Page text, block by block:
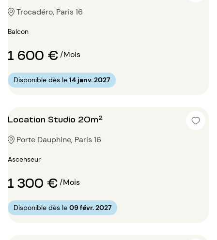
Trocadéro, Paris 16
Balcon
1 600 €/Mois
Disponible dès le 14 janv. 2027
Location Studio 20m²
Porte Dauphine, Paris 16
Ascenseur
1 300 €/Mois
Disponible dès le 09 févr. 2027